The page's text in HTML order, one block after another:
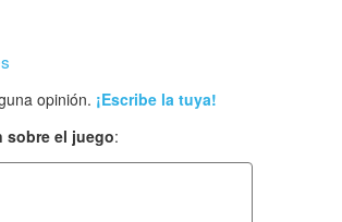
opinión. ¡Escribe la tuya!
sobre el juego: